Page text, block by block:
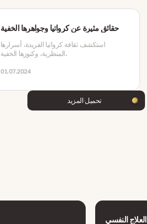
حقائق مثيرة عن كرواتيا وجواهرها الخفية
استكشف ثقافة كرواتيا الفريدة، أسرارها
المنظرية، وكنوزها الخفية.
01.07.2024
تحميل المزيد
العلاج النفسي